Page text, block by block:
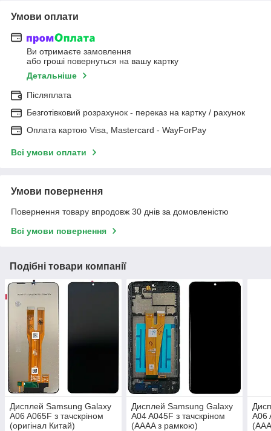
Умови оплати
Ви отримаєте замовлення
або гроші повернуться на вашу картку
Детальніше
Післяплата
Безготівковий розрахунок - переказ на картку / рахунок
Оплата картою Visa, Mastercard - WayForPay
Всі умови оплати
Умови повернення
Повернення товару впродовж 30 днів за домовленістю
Всі умови повернення
Подібні товари компанії
Дисплей Samsung Galaxy
A06 A065F з тачскріном
(оригінал Китай)
Дисплей Samsung Galaxy
A04 A045F з тачскріном
(AAAA з рамкою)
A06